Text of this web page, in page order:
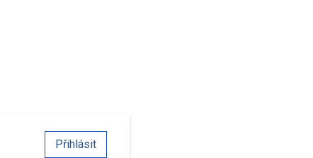
Přihlásit